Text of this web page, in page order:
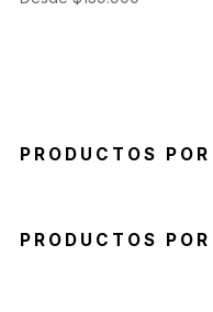
PRODUCTOS
PRODUCTOS